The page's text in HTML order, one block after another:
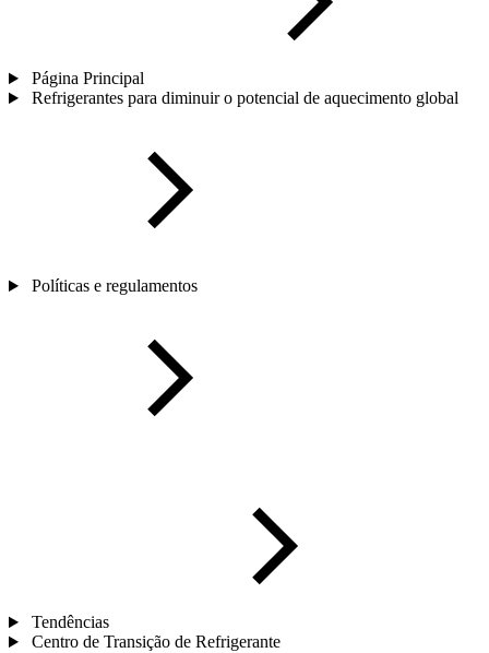
Página Principal
Refrigerantes para diminuir o potencial de aquecimento global
Políticas e regulamentos
Tendências
Centro de Transição de Refrigerante